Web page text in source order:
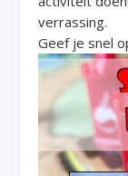
verrassing.
Geef je snel